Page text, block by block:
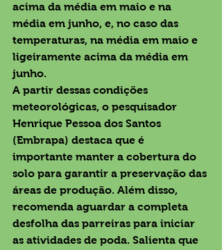
acima da média em maio e na
média em junho, e, no caso das
temperaturas, na média em maio e
ligeiramente acima da média em
junho.
A partir dessas condições
meteorológicas, o pesquisador
Henrique Pessoa dos Santos
(Embrapa) destaca que é
importante manter a cobertura do
solo para garantir a preservação das
áreas de produção. Além disso,
recomenda aguardar a completa
desfolha das parreiras para iniciar
as atividades de poda. Salienta que